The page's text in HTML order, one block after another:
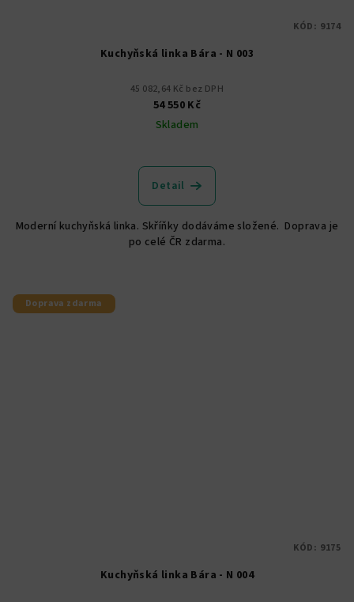
Kuchyňská linka Bára - N 003
45 082,64 Kč bez DPH
54 550 Kč
Skladem
Detail
Moderní kuchyňská linka. Skříňky dodáváme složené. Doprava je
po celé ČR zdarma.
KÓD: 9174
Doprava zdarma
Kuchyňská linka Bára - N 004
KÓD: 9175